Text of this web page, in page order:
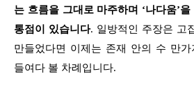
는 흐름을 그대로 마주하며 ‘나다움’
통점이 있습니다. 일방적인 주장은 고
만들었다면 이제는 존재 안의 수 만
들여다 볼 차례입니다.